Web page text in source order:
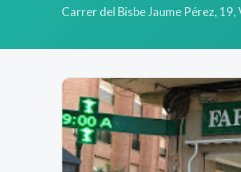
Carrer del Bisbe Jaume Pérez, 19,